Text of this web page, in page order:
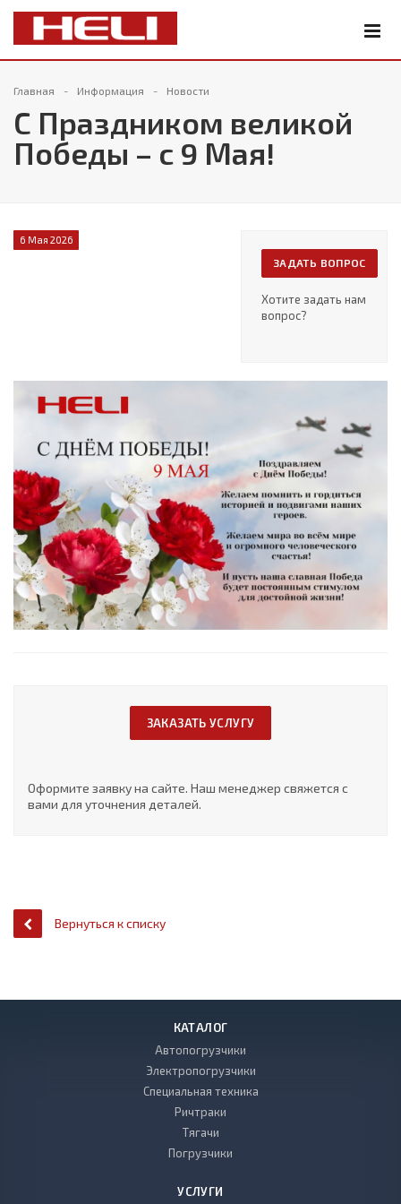
Главная Информация Новости
С Праздником великой
Победы – с 9 Мая!
ЗАДАТЬ ВОПРОС
Хотите задать нам
вопрос?
6 Мая 2026
ЗАКАЗАТЬ УСЛУГУ
Оформите заявку на сайте. Наш менеджер свяжется с
вами для уточнения деталей.
Вернуться к списку
КАТАЛОГ
Автопогрузчики
Электропогрузчики
Специальная техника
Ричтраки
Тягачи
Погрузчики
УСЛУГИ